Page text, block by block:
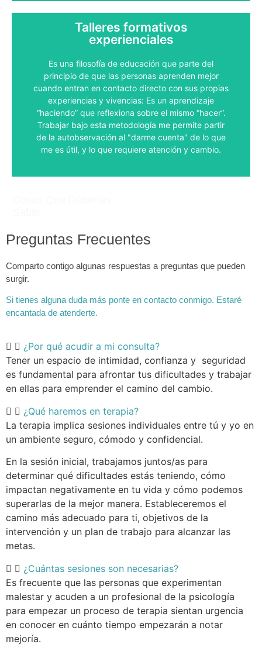
Talleres formativos
experienciales
Es una filosofía de educación que parte del
principio de que las personas aprenden mejor
cuando entran en contacto directo con sus propias
experiencias y vivencias: Es un aprendizaje
“haciendo” que reflexiona sobre el mismo “hacer”.
Trabajar bajo esta metodología me permite partir
de la autobservación al "darme cuenta" de lo que
me es útil, y lo que requiere atención y cambio.
¿Hablamos?
Contacta Conmigo
Preguntas Frecuentes
Comparto contigo algunas respuestas a preguntas que pueden
surgir.
Si tienes alguna duda más ponte en contacto conmigo. Estaré
encantada de atenderte.
¿Por qué acudir a mi consulta?
Tener un espacio de intimidad, confianza y seguridad
es fundamental para afrontar tus dificultades y trabajar
en ellas para emprender el camino del cambio.
¿Qué haremos en terapia?
La terapia implica sesiones individuales entre tú y yo en
un ambiente seguro, cómodo y confidencial.
En la sesión inicial, trabajamos juntos/as para
determinar qué dificultades estás teniendo, cómo
impactan negativamente en tu vida y cómo podemos
superarlas de la mejor manera. Estableceremos el
camino más adecuado para ti, objetivos de la
intervención y un plan de trabajo para alcanzar las
metas.
¿Cuántas sesiones son necesarias?
Es frecuente que las personas que experimentan
malestar y acuden a un profesional de la psicología
para empezar un proceso de terapia sientan urgencia
en conocer en cuánto tiempo empezarán a notar
mejoría.